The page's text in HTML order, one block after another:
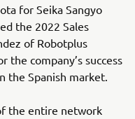
for Seika Sangyo
the 2022 Sales
of Robotplus
the company’s success
the Spanish market.
the entire network